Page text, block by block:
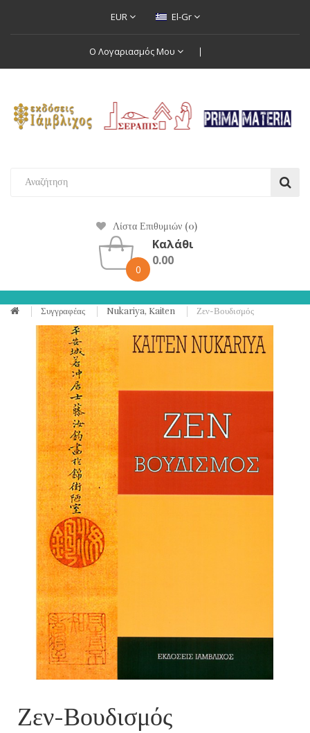
EUR El-Gr
Ο Λογαριασμός Μου
Λίστα Επιθυμιών (0)
0
Καλάθι
0.00
Συγγραφέας Nukariya, Kaiten Ζεν-Βουδισμός
Ζεν-Βουδισμός